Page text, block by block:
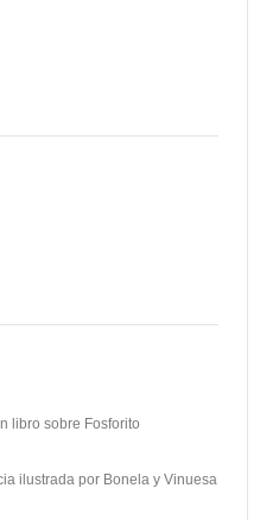
libro sobre Fosforito
ilustrada por Bonela y Vinuesa